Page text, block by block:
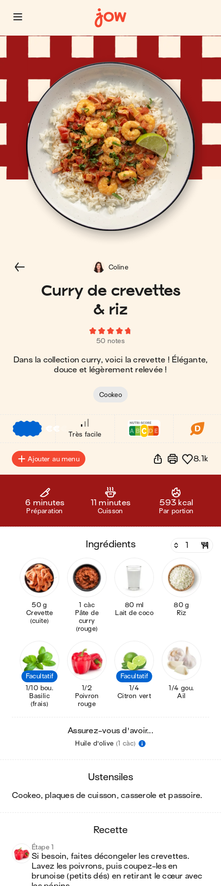
Curry de crevettes
& riz
50 notes
Dans la collection curry, voici la crevette ! Élégante,
douce et légèrement relevée !
Coline
Cookeo
€€
Très facile
Ajouter au menu 8.1k
6 minutes
Préparation
11 minutes
Cuisson
593 kcal
Par portion
ingrédients
50 g
Crevette
(cuite)
1 càc
Pâte de
curry
(rouge)
80 ml
Lait de coco
80 g
Riz
Facultatif
1/10 bou.
Basilic
(frais)
1/2
Poivron
rouge
Facultatif
1/4
Citron vert
1/4 gou.
Ail
Assurez-vous d'avoir...
Huile d'olive (1 càc)
ustensiles
cookeo, plaques de cuisson, casserole et passoire.
recette
Étape 1
Si besoin, faites décongeler les crevettes.
Lavez les poivrons, puis coupez-les en
brunoise (petits dés) en retirant le cœur avec